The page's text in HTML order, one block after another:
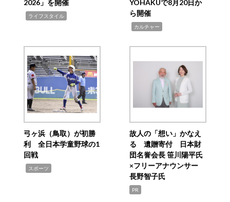
2026」を開催
ライフスタイル
YOHAKUで8月20日か
ら開催
カルチャー
弓ヶ浜（鳥取）が初勝
利 全日本学童野球の1
回戦
スポーツ
故人の「想い」かなえ
る 遺贈寄付 日本財
団名誉会長 笹川陽平氏
×フリーアナウンサー
長野智子氏
PR